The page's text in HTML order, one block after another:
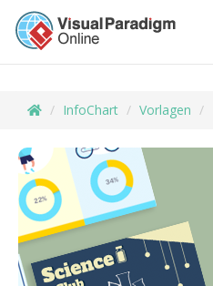
InfoChart Vorlagen